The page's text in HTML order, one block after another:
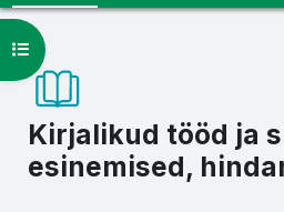
Kirjalikud tööd ja
esinemised,
Відкритий покажчик курсу